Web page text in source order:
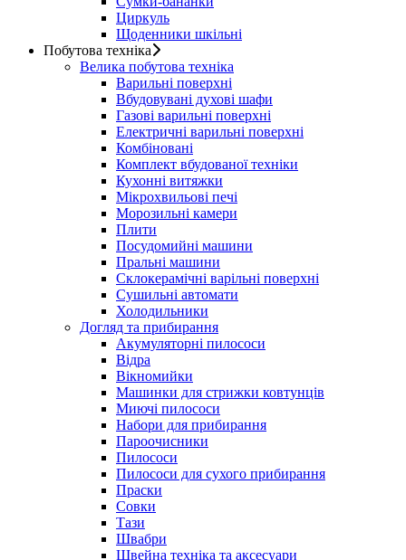
Циркуль
Щоденники шкільні
Побутова техніка
Велика побутова техніка
Варильні поверхні
Вбудовувані духові шафи
Газові варильні поверхні
Електричні варильні поверхні
Комбіновані
Комплект вбудованої техніки
Кухонні витяжки
Мікрохвильові печі
Морозильні камери
Плити
Посудомийні машини
Пральні машини
Склокерамічні варільні поверхні
Сушильні автомати
Холодильники
Догляд та прибирання
Акумуляторні пилососи
Відра
Вікномийки
Машинки для стрижки ковтунців
Миючі пилососи
Набори для прибирання
Пароочисники
Пилососи
Пилососи для сухого прибирання
Праски
Совки
Тази
Швабри
Швейна техніка та аксесуари